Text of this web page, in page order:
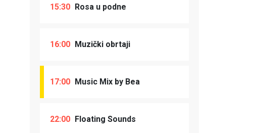
15:30 Rosa u podne
16:00 Muzički obrtaji
17:00 Music Mix by Bea
22:00 Floating Sounds